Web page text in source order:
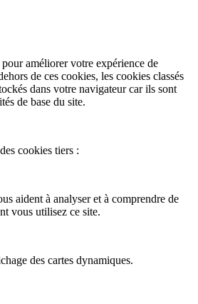
améliorer votre expérience de
de ces cookies, les cookies classés
dans votre navigateur car ils sont
de base du site.
cookies tiers :
aident à analyser et à comprendre de
vous utilisez ce site.
des cartes dynamiques.